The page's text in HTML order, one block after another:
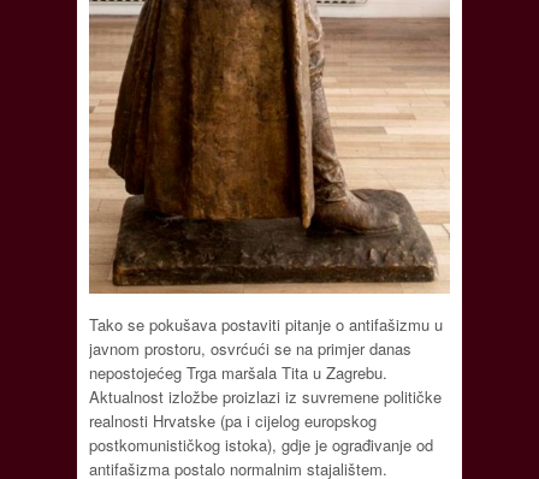
Tako se pokušava postaviti pitanje o antifašizmu u
javnom prostoru, osvrćući se na primjer danas
nepostojećeg Trga maršala Tita u Zagrebu.
Aktualnost izložbe proizlazi iz suvremene političke
realnosti Hrvatske (pa i cijelog europskog
postkomunističkog istoka), gdje je ograđivanje od
antifašizma postalo normalnim stajalištem.